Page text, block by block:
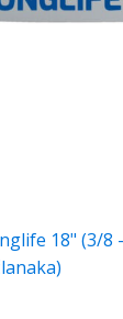
18" (3/8